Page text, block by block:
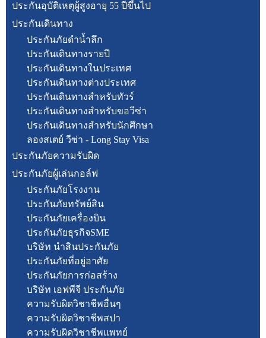
ประกันอุบัติเหตุผู้สูงอายุ 55 ปีขึ้นไป
ประกันเดินทาง
ประกันภัยดำน้ำลึก
ประกันเดินทางรายปี
ประกันเดินทางในประเทศ
ประกันเดินทางต่างประเทศ
ประกันเดินทางสำหรับทัวร์
ประกันเดินทางสำหรับขอวีซ่า
ประกันเดินทางสำหรับนักศึกษา
ลองสเตย์ วีซ่า - Long Stay Visa
ประกันภัยความรับผิด
ประกันภัยผู้เล่นกอล์ฟ
ประกันภัยโรงงาน
ประกันภัยทรัพย์สิน
ประกันภัยเครื่องบิน
ประกันภัยธุรกิจSME
บริษัท นำสินประกันภัย
ประกันภัยที่อยู่อาศัย
ประกันภัยการก่อสร้าง
บริษัท เอฟพีจี ประกันภัย
ความรับผิดวิชาชีพอื่นๆ
ความรับผิดวิชาชีพสปา
ความรับผิดวิชาชีพแพทย์